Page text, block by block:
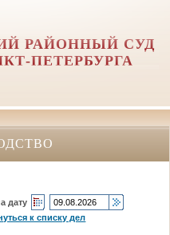
РАЙОННЫЙ СУД
ПЕТЕРБУРГА
дату
к списку дел